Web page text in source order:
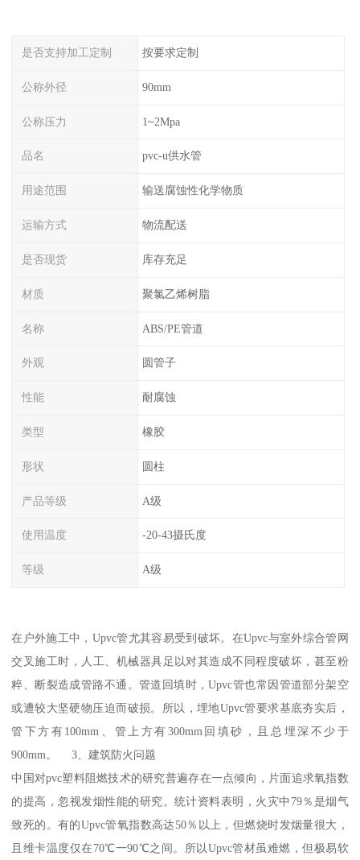
是否支持加工定制 按要求定制
公称外径 90mm
公称压力 1~2Mpa
品名 pvc-u供水管
用途范围 输送腐蚀性化学物质
运输方式 物流配送
是否现货 库存充足
材质 聚氯乙烯树脂
名称 ABS/PE管道
外观 圆管子
性能 耐腐蚀
类型 橡胶
形状 圆柱
产品等级 A级
使用温度 -20-43摄氏度
等级 A级
在户外施工中，Upvc管尤其容易受到破坏。在Upvc与室外综合管网
交叉施工时，人工、机械器具足以对其造成不同程度破坏，甚至粉
粹、断裂造成管路不通。管道回填时，Upvc管也常因管道部分架空
或遭较大坚硬物压迫而破损。所以，埋地Upvc管要求基底夯实后，
管下方有100mm、管上方有300mm回填砂，且总埋深不少于
900mm。 3、建筑防火问题
中国对pvc塑料阻燃技术的研究普遍存在一点倾向，片面追求氧指数
的提高，忽视发烟性能的研究。统计资料表明，火灾中79％是烟气
致死的。有的Upvc管氧指数高达50％以上，但燃烧时发烟量很大，
且维卡温度仅在70℃一90℃之间。所以Upvc管材虽难燃，但极易软